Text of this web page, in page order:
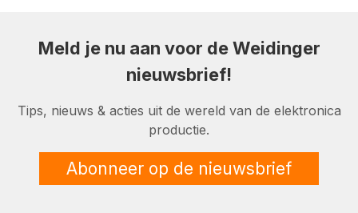
Meld je nu aan voor de Weidinger
nieuwsbrief!
Tips, nieuws & acties uit de wereld van de elektronica
productie.
Abonneer op de nieuwsbrief